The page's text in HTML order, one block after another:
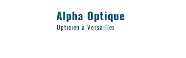
Alpha Optique
Opticien à Versailles